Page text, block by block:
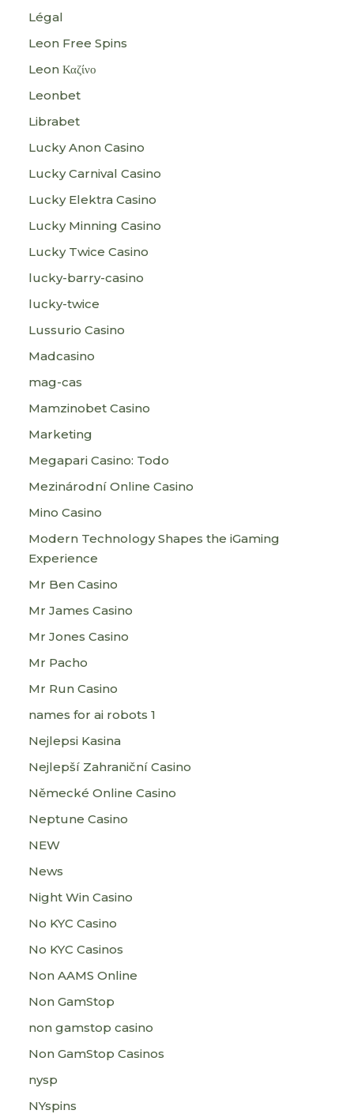
Légal
Leon Free Spins
Leon Καζίνο
Leonbet
Librabet
Lucky Anon Casino
Lucky Carnival Casino
Lucky Elektra Casino
Lucky Minning Casino
Lucky Twice Casino
lucky-barry-casino
lucky-twice
Lussurio Casino
Madcasino
mag-cas
Mamzinobet Casino
Marketing
Megapari Casino: Todo
Mezinárodní Online Casino
Mino Casino
Modern Technology Shapes the iGaming
Experience
Mr Ben Casino
Mr James Casino
Mr Jones Casino
Mr Pacho
Mr Run Casino
names for ai robots 1
Nejlepsi Kasina
Nejlepší Zahraniční Casino
Německé Online Casino
Neptune Casino
NEW
News
Night Win Casino
No KYC Casino
No KYC Casinos
Non AAMS Online
Non GamStop
non gamstop casino
Non GamStop Casinos
nysp
NYspins